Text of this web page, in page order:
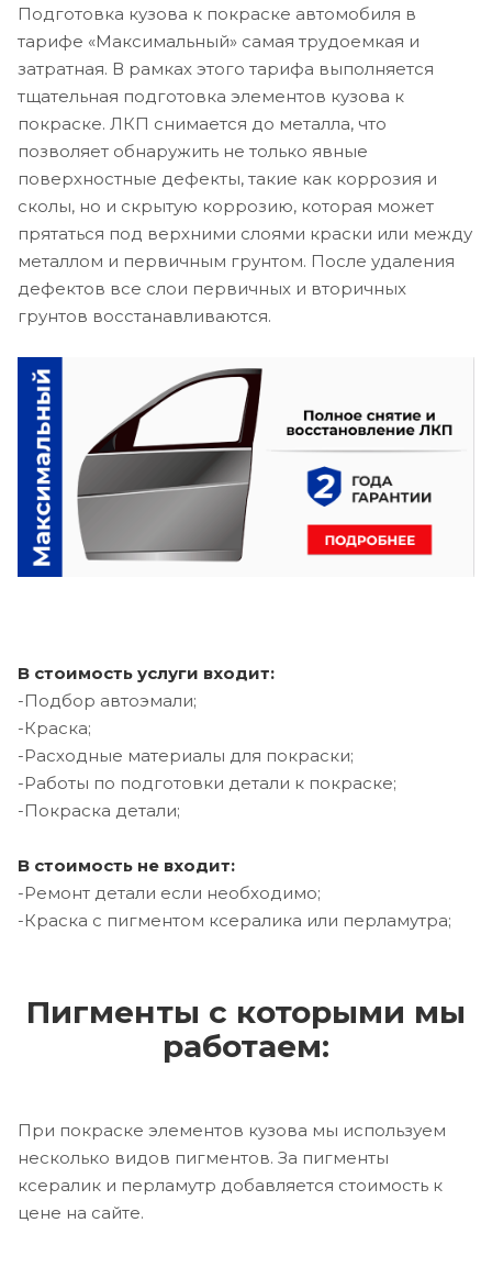
Подготовка кузова к покраске автомобиля в
тарифе «Максимальный» самая трудоемкая и
затратная. В рамках этого тарифа выполняется
тщательная подготовка элементов кузова к
покраске. ЛКП снимается до металла, что
позволяет обнаружить не только явные
поверхностные дефекты, такие как коррозия и
сколы, но и скрытую коррозию, которая может
прятаться под верхними слоями краски или между
металлом и первичным грунтом. После удаления
дефектов все слои первичных и вторичных
грунтов восстанавливаются.
В стоимость услуги входит:
-Подбор автоэмали;
-Краска;
-Расходные материалы для покраски;
-Работы по подготовки детали к покраске;
-Покраска детали;
В стоимость не входит:
-Ремонт детали если необходимо;
-Краска с пигментом ксералика или перламутра;
Пигменты с которыми мы
работаем:
При покраске элементов кузова мы используем
несколько видов пигментов. За пигменты
ксералик и перламутр добавляется стоимость к
цене на сайте.